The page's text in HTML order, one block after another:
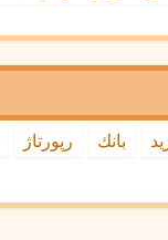
بانك رپورتاژ